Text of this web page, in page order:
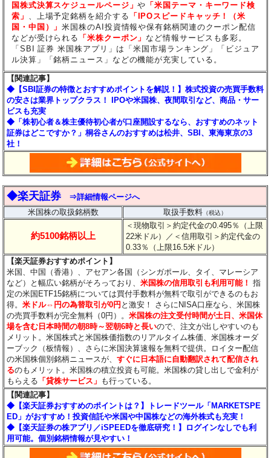
国株式決算スケジュールページ」や 「米国テーマ・キーワード検
索」 、上場予定銘柄を紹介する 「IPOスピードキャッチ！（米
国・中国）」米国株のAI投資情報や保有銘柄関連のクーポン配信
などが受けられる 「米株クーポン」 など情報サービスも多彩。
「SBI 証券 米国株アプリ」は「米国市場ランキング」「ビジュア
ル決算」「銘柄ニュース」などの機能が充実している。
【関連記事】
◆【SBI証券の特徴とおすすめポイントを解説！】株式投資の売買手数料
の安さは業界トップクラス！ IPOや米国株、夜間取引など、商品・サー
ビスも充実
◆「株初心者＆株主優待初心者が口座開設するなら、おすすめのネット
証券はどこですか？」桐谷さんのおすすめは松井、SBI、東海東京の3
社！
◆楽天証券
⇒詳細情報ページへ
米国株の取扱銘柄数
取扱手数料（税込）
約5100銘柄以上
＜現物取引＞約定代金の0.495％（上限
22米ドル）
／＜信用取引＞約定代金の
0.33％（上限16.5米ドル）
【楽天証券おすすめポイント】
米国、中国（香港）、アセアン各国（シンガポール、タイ、マレーシア
など）と幅広い銘柄がそろっており、米国株の信用取引も利用可能！ 指
定の米国ETF15銘柄については買付手数料が無料で取引ができるのもお
得。米ドル⇔円の為替取引が0円 と激安！ さらにNISA口座なら、米国株
の売買手数料が完全無料（0円）。米国株の注文受付時間が土日、米国休
場を含む日本時間の朝8時～翌朝6時と長いので、注文が出しやすいのも
メリット。米国株式と米国株価指数のリアルタイム株価、米国株オーダ
ーブック（板情報）、さらに米国決算速報を無料で提供。ロイター配信
の米国株個別銘柄ニュースが、すぐに日本語に自動翻訳されて配信され
るのもメリット。米国株の積立投資も可能。米国株の貸し出しで金利が
もらえる 「貸株サービス」 も行っている。
【関連記事】
◆ 【楽天証券おすすめのポイントは？】トレードツール「MARKETSPE
ED」がおすすめ！投資信託や米国や中国株などの海外株式も充実！
◆【楽天証券の株アプリ／iSPEEDを徹底研究！】ログインなしでも利
用可能。個別銘柄情報が見やすい！